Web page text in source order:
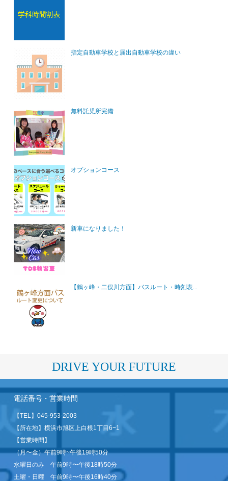
指定自動車学校と届出自動車学校の違い
無料託児所完備
オプションコース
新車になりました！
【鶴ヶ峰・二俣川方面】バスルート・時刻表...
DRIVE YOUR FUTURE
電話番号・営業時間
【TEL】045-953-2003
【所在地】横浜市旭区上白根1丁目6−1
【営業時間】
（月〜金）午前9時~午後19時50分
水曜日のみ 午前9時〜午後18時50分
土曜・日曜 午前9時〜午後16時40分